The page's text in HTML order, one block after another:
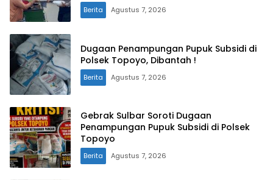
Berita Agustus 7, 2026
Dugaan Penampungan Pupuk Subsidi di
Polsek Topoyo, Dibantah !
Berita Agustus 7, 2026
Gebrak Sulbar Soroti Dugaan
Penampungan Pupuk Subsidi di Polsek
Topoyo
Berita Agustus 7, 2026